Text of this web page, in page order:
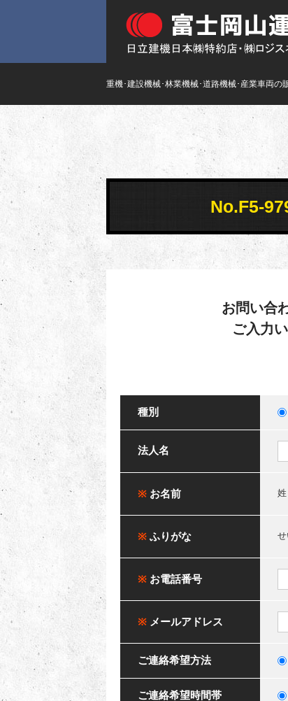
重機･建設機械･林業機械･道路機械･産業車両の
No.F5-
お問い合
ご入力
種別
法人名
※ お名前 姓
※ ふりがな
※ お電話番号
※ メールアドレス
ご連絡希望方法
ご連絡希望時間帯